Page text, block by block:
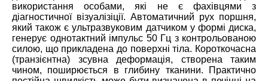
використання особами, які не є фахівцями з
діагностичної візуалізіції. Автоматичний рух поршня,
який також є ультразвуковим датчиком у формі диска,
генерує однотактний імпульс 50 Гц з контрольованою
силою, що прикладена до поверхні тіла. Короткочасна
(транзієнтна) зсувна деформація, створена таким
чином, поширюється в глибину тканини. Практично